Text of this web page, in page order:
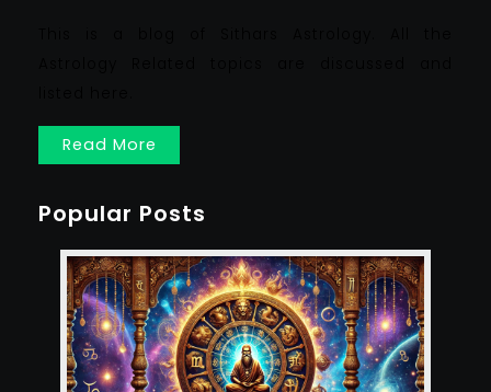
Read More
Popular Posts